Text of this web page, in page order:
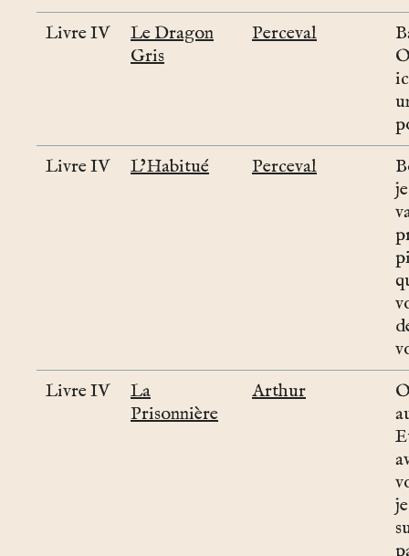
Livre IV
Le Dragon
Gris
Perceval
Livre IV
L’Habitué Perceval
Livre IV
La
Prisonnière
Arthur